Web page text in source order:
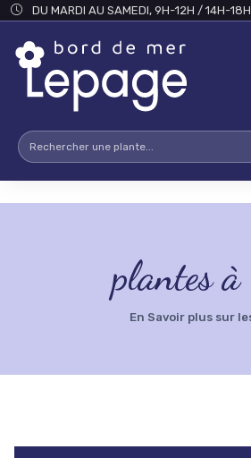
testsearch - 0 Skip to main content
DU MARDI AU SAMEDI, 9H-12H / 14H-18H
plantes
En Savoir plus sur